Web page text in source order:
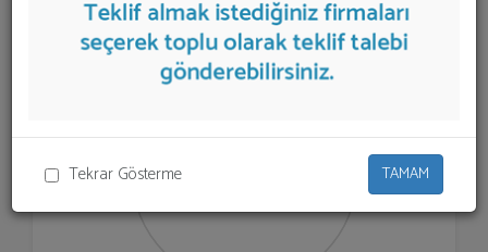
Tekrar Gösterme TAMAM